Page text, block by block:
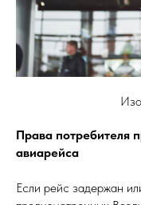
Права потребителя
авиарейса
Если рейс задержан